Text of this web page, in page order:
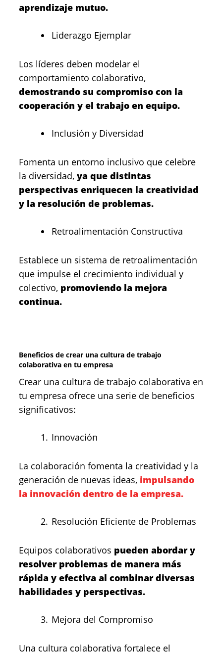
aprendizaje mutuo.
Liderazgo Ejemplar
Los líderes deben modelar el
comportamiento colaborativo,
demostrando su compromiso con la
cooperación y el trabajo en equipo.
Inclusión y Diversidad
Fomenta un entorno inclusivo que celebre
la diversidad, ya que distintas
perspectivas enriquecen la creatividad
y la resolución de problemas.
Retroalimentación Constructiva
Establece un sistema de retroalimentación
que impulse el crecimiento individual y
colectivo, promoviendo la mejora
continua.
Beneficios de crear una cultura de trabajo
colaborativa en tu empresa
Crear una cultura de trabajo colaborativa en
tu empresa ofrece una serie de beneficios
significativos:
Innovación
La colaboración fomenta la creatividad y la
generación de nuevas ideas, impulsando
la innovación dentro de la empresa.
Resolución Eficiente de Problemas
Equipos colaborativos pueden abordar y
resolver problemas de manera más
rápida y efectiva al combinar diversas
habilidades y perspectivas.
Mejora del Compromiso
Una cultura colaborativa fortalece el